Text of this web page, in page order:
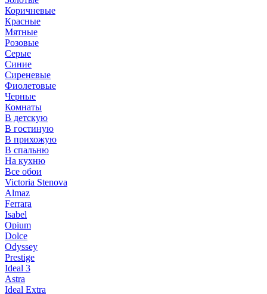
Коричневые
Красные
Мятные
Розовые
Серые
Синие
Сиреневые
Фиолетовые
Черные
Комнаты
В детскую
В гостиную
В прихожую
В спальню
На кухню
Все обои
Victoria Stenova
Almaz
Ferrara
Isabel
Opium
Dolce
Odyssey
Prestige
Ideal 3
Astra
Ideal Extra